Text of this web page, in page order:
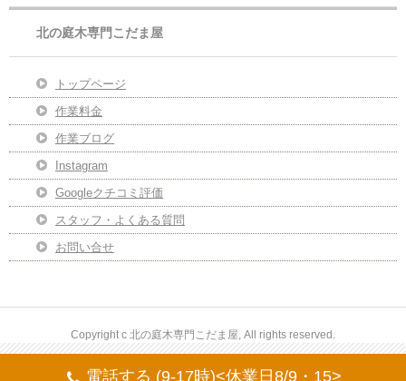
北の庭木専門こだま屋
トップページ
作業料金
作業ブログ
Instagram
Googleクチコミ評価
スタッフ・よくある質問
お問い合せ
Copyright c 北の庭木専門こだま屋, All rights reserved.
電話する (9-17時)<休業日8/9・15>